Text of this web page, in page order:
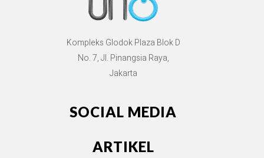
Kompleks Glodok Plaza Blok D
No. 7, Jl. Pinangsia Raya,
Jakarta
SOCIAL MEDIA
ARTIKEL